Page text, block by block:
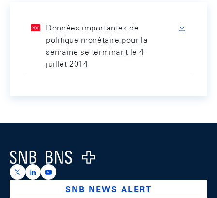
Données importantes de
politique monétaire pour la
semaine se terminant le 4
juillet 2014
Logo
https://x.com/snb_bns
https://ch.linkedin.com/company/swiss-national-
https://www.youtube.com/@swissnationalbank
SNB NEWS ALERT